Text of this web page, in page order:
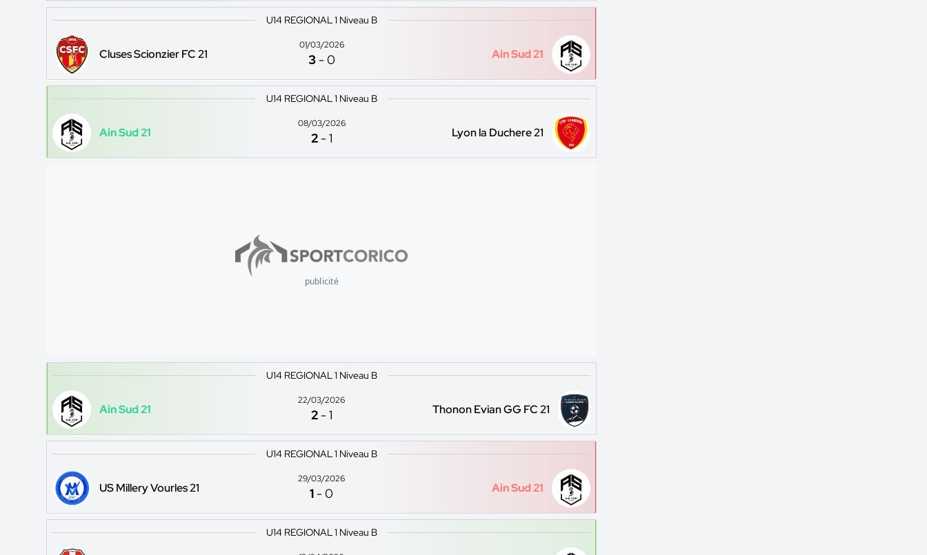
U14 REGIONAL 1 Niveau B
Cluses Scionzier FC 21
01/03/2026
3 -0 Ain Sud 21
U14 REGIONAL 1 Niveau B
Ain Sud 21
08/03/2026
2 -1 Lyon la Duchere 21
publicité
U14 REGIONAL 1 Niveau B
Ain Sud 21
22/03/2026
2 -1 Thonon Evian GG FC 21
U14 REGIONAL 1 Niveau B
US Millery Vourles 21
29/03/2026
1 -0 Ain Sud 21
U14 REGIONAL 1 Niveau B